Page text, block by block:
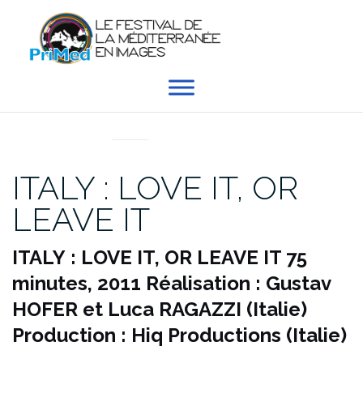
contenu
ITALY : LOVE IT, OR
LEAVE IT
ITALY : LOVE IT, OR LEAVE IT 75
minutes, 2011 Réalisation : Gustav
HOFER et Luca RAGAZZI (Italie)
Production : Hiq Productions (Italie)